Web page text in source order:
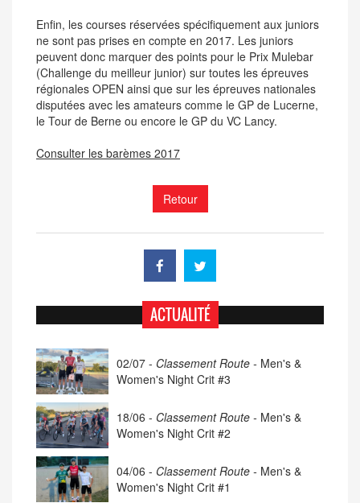
Enfin, les courses réservées spécifiquement aux juniors
ne sont pas prises en compte en 2017. Les juniors
peuvent donc marquer des points pour le Prix Mulebar
(Challenge du meilleur junior) sur toutes les épreuves
régionales OPEN ainsi que sur les épreuves nationales
disputées avec les amateurs comme le GP de Lucerne,
le Tour de Berne ou encore le GP du VC Lancy.
Consulter les barèmes 2017
Retour
ACTUALITÉ
02/07 - Classement Route - Men's &
Women's Night Crit #3
18/06 - Classement Route - Men's &
Women's Night Crit #2
04/06 - Classement Route - Men's &
Women's Night Crit #1